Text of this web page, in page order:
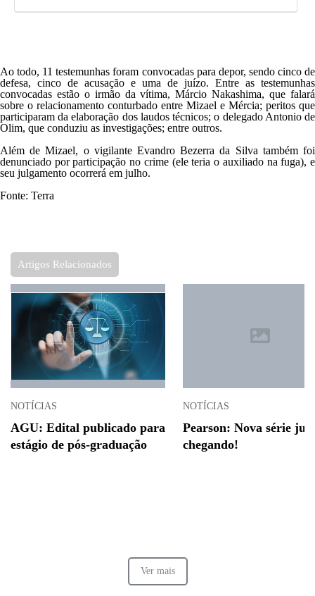
Ao todo, 11 testemunhas foram convocadas para depor, sendo cinco de
defesa, cinco de acusação e uma de juízo. Entre as testemunhas
convocadas estão o irmão da vítima, Márcio Nakashima, que falará
sobre o relacionamento conturbado entre Mizael e Mércia; peritos que
participaram da elaboração dos laudos técnicos; o delegado Antonio de
Olim, que conduziu as investigações; entre outros.
Além de Mizael, o vigilante Evandro Bezerra da Silva também foi
denunciado por participação no crime (ele teria o auxiliado na fuga), e
seu julgamento ocorrerá em julho.
Fonte: Terra
Artigos Relacionados
NOTÍCIAS
AGU: Edital publicado para
estágio de pós-graduação
NOTÍCIAS
Pearson: Nova série
chegando!
Ver mais